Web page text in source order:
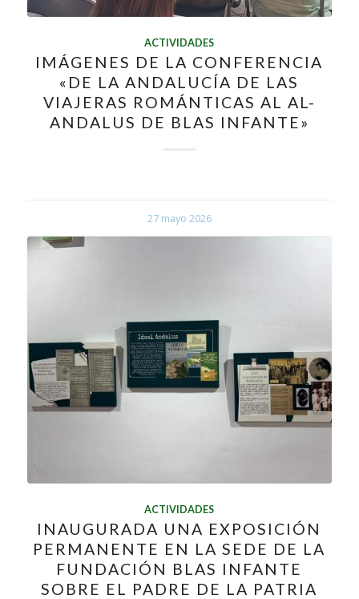
ACTIVIDADES
IMÁGENES DE LA CONFERENCIA
«DE LA ANDALUCÍA DE LAS
VIAJERAS ROMÁNTICAS AL AL-
ANDALUS DE BLAS INFANTE»
27 mayo 2026
ACTIVIDADES
INAUGURADA UNA EXPOSICIÓN
PERMANENTE EN LA SEDE DE LA
FUNDACIÓN BLAS INFANTE
SOBRE EL PADRE DE LA PATRIA